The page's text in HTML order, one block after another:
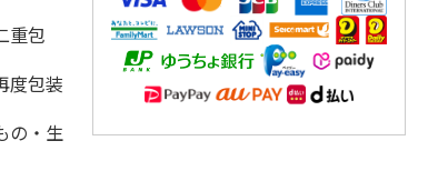
重包
度包装
の・生